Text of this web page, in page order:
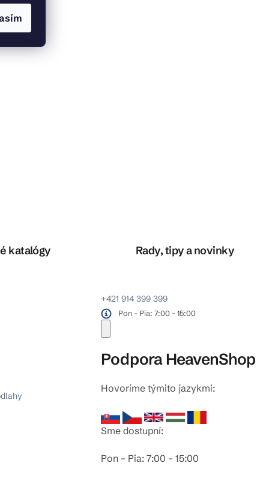
katalógy Rady, tipy a novinky
+421 914 399 399
Pon - Pia: 7:00 - 15:00
Podpora HeavenShop
Hovoríme týmito jazykmi:
Sme dostupní:
Pon – Pia: 7:00 – 15:00